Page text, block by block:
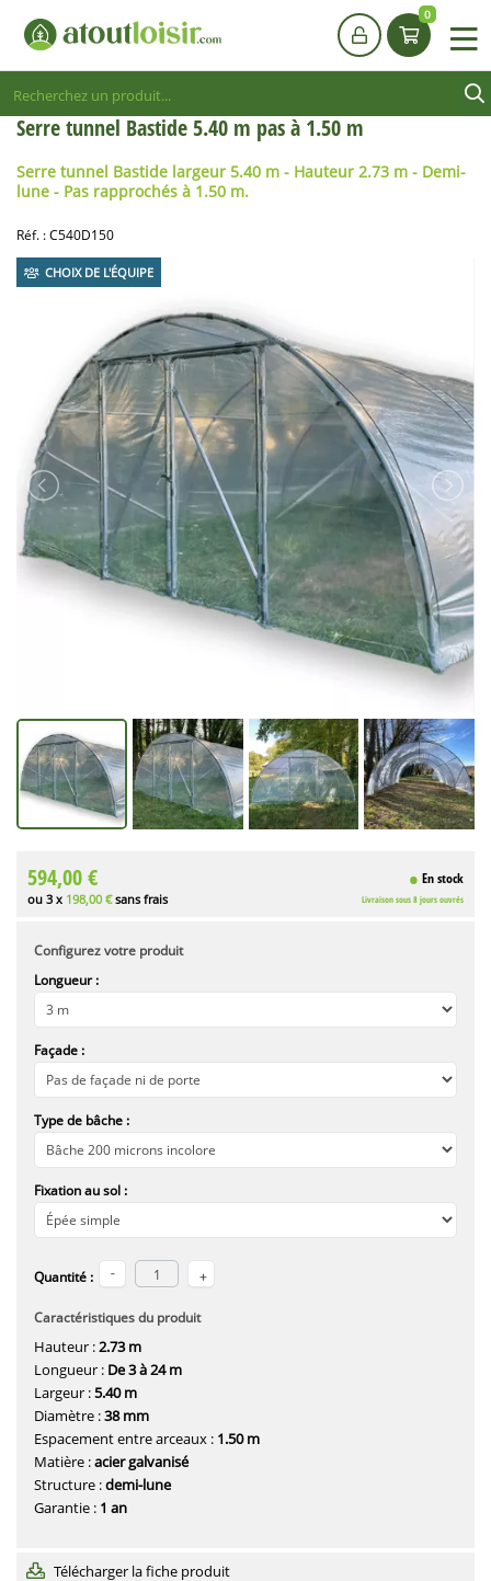
Serre tunnel Bastide 5.40 m pas à 1.50 m
Serre tunnel Bastide largeur 5.40 m - Hauteur 2.73 m - Demi-
lune - Pas rapprochés à 1.50 m.
Réf. :C540D150
CHOIX DE L'ÉQUIPE
594,00 €
ou 3 x 198,00 €sans frais
En stock
Livraison sous 8 jours ouvrés
Configurez votre produit
Longueur :
Façade :
Type de bâche :
Fixation au sol :
Quantité :
Caractéristiques du produit
Hauteur :2.73 m
Longueur : De 3 à 24 m
Largeur :5.40 m
Diamètre :38 mm
Espacement entre arceaux : 1.50 m
Matière :acier galvanisé
Structure :demi-lune
Garantie : 1 an
Télécharger la fiche produit
0